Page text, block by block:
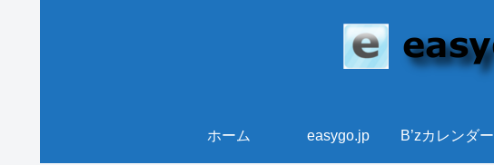
ホーム easygo.jp B’zカレンダー